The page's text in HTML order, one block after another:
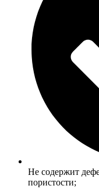
Не содержит
пористости;